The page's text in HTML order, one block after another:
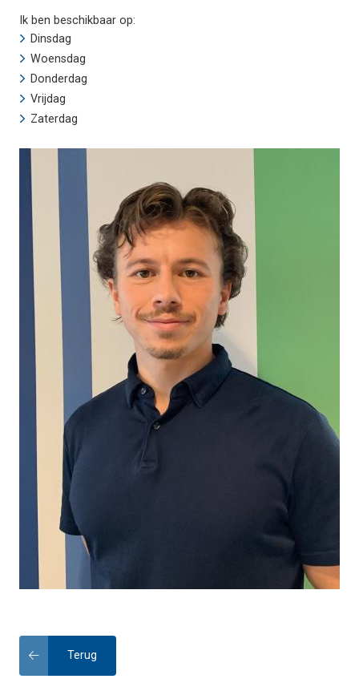
Ik ben beschikbaar op:
Dinsdag
Woensdag
Donderdag
Vrijdag
Zaterdag
Terug